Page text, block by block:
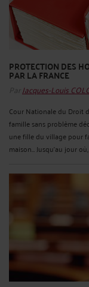
PROTECTION DES
PAR LA FRANCE
Par Jacques-Louis
Cour Nationale du Droit
famille sans problème
une fille du village pour
maison… Jusqu’au jour